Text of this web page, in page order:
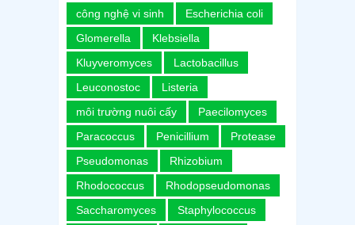
công nghệ vi sinh
Escherichia coli
Glomerella
Klebsiella
Kluyveromyces
Lactobacillus
Leuconostoc
Listeria
môi trường nuôi cấy
Paecilomyces
Paracoccus
Penicillium
Protease
Pseudomonas
Rhizobium
Rhodococcus
Rhodopseudomonas
Saccharomyces
Staphylococcus